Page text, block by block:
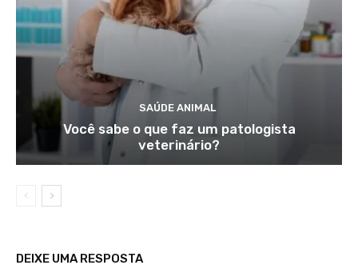
SAÚDE ANIMAL
Você sabe o que faz um patologista
veterinário?
DEIXE UMA RESPOSTA